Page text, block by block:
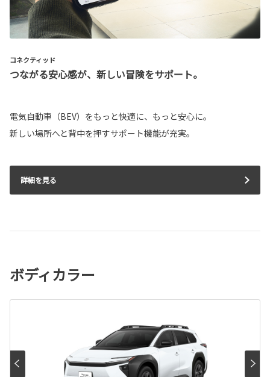
コネクティッド
つながる安心感が、新しい冒険をサポート。
電気自動車（BEV）をもっと快適に、もっと安心に。
新しい場所へと背中を押すサポート機能が充実。
詳細を見る
ボディカラー